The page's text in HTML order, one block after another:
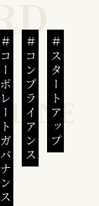
コーポレートガバナンスコンプライアンススタートアップ